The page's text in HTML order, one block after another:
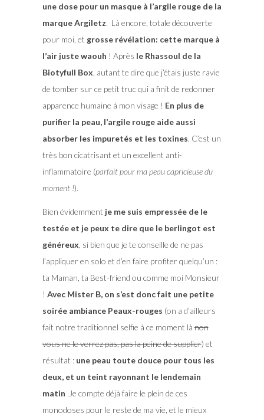
une dose pour un masque à l’argile rouge de la
marque Argiletz. Là encore, totale découverte
pour moi, et grosse révélation: cette marque à
l’air juste waouh ! Après le Rhassoul de la
Biotyfull Box , autant te dire que j’étais juste ravie
de tomber sur ce petit truc qui a finit de redonner
apparence humaine à mon visage ! En plus de
purifier la peau, l’argile rouge aide aussi
absorber les impuretés et les toxines. C’est un
très bon cicatrisant et un excellent anti-
inflammatoire (parfait pour ma peau capricieuse du
moment !).
Bien évidemment je me suis empressée de le
testée et je peux te dire que le berlingot est
généreux , si bien que je te conseille de ne pas
l’appliquer en solo et d’en faire profiter quelqu’un :
ta Maman, ta Best-friend ou comme moi Monsieur
! Avec Mister B, on s’est donc fait une petite
soirée ambiance Peaux-rouges (on a d’ailleurs
fait notre traditionnel selfie à ce moment lànon
vous ne le verrez pas, pas la peine de supplier) et
résultat : une peau toute douce pour tous les
deux, et un teint rayonnant le lendemain
matin .Je compte déjà faire le plein de ces
monodoses pour le reste de ma vie, et le mieux